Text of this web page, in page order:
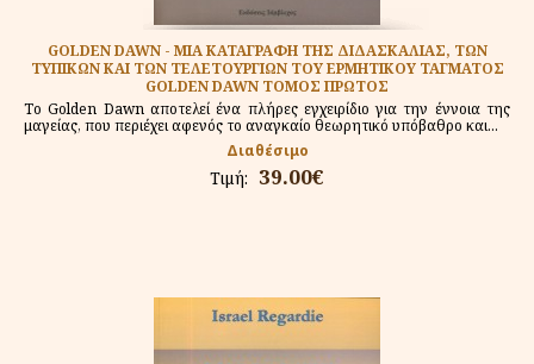
GOLDEN DAWN - MΙΑ ΚΑΤΑΓΡΑΦΗ ΤΗΣ ΔΙΔΑΣΚΑΛΙΑΣ, ΤΩΝ
ΤΥΠΙΚΩΝ ΚΑΙ ΤΩΝ ΤΕΛΕΤΟΥΡΓΙΩΝ ΤΟΥ ΕΡΜΗΤΙΚΟΥ ΤΑΓΜΑΤΟΣ
GOLDEN DAWN ΤΟΜΟΣ ΠΡΩΤΟΣ
Το Golden Dawn αποτελεί ένα πλήρες εγχειρίδιο για την έννοια της
μαγείας, που περιέχει αφενός το αναγκαίο θεωρητικό υπόβαθρο και...
Διαθέσιμο
Τιμή: 39.00€